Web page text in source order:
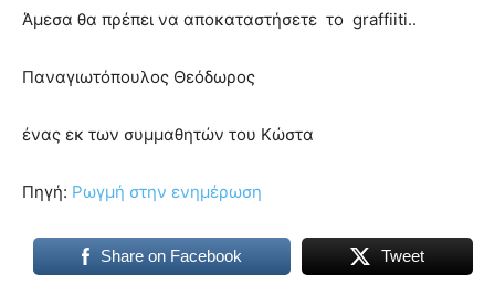
Άμεσα θα πρέπει να αποκαταστήσετε το graffiiti..
Παναγιωτόπουλος Θεόδωρος
ένας εκ των συμμαθητών του Κώστα
Πηγή: Ρωγμή στην ενημέρωση
Share on Facebook Tweet